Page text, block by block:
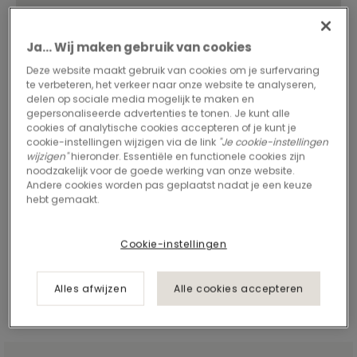
Ja... Wij maken gebruik van cookies
Deze website maakt gebruik van cookies om je surfervaring
te verbeteren, het verkeer naar onze website te analyseren,
delen op sociale media mogelijk te maken en
gepersonaliseerde advertenties te tonen. Je kunt alle
cookies of analytische cookies accepteren of je kunt je
cookie-instellingen wijzigen via de link "Je cookie-instellingen
wijzigen"hieronder. Essentiële en functionele cookies zijn
noodzakelijk voor de goede werking van onze website.
Andere cookies worden pas geplaatst nadat je een keuze
hebt gemaakt.
Cookie-instellingen
Alles afwijzen Alle cookies accepteren